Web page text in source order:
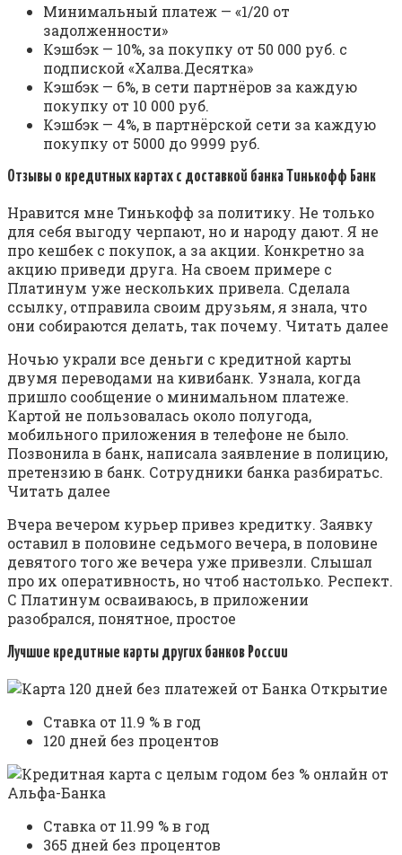
Минимальный платеж — «1/20 от
задолженности»
Кэшбэк — 10%, за покупку от 50 000 руб. с
подпиской «Халва.Десятка»
Кэшбэк — 6%, в сети партнёров за каждую
покупку от 10 000 руб.
Кэшбэк — 4%, в партнёрской сети за каждую
покупку от 5000 до 9999 руб.
Отзывы о кредитных картах с доставкой банка Тинькофф Банк
Нравится мне Тинькофф за политику. Не только
для себя выгоду черпают, но и народу дают. Я не
про кешбек с покупок, а за акции. Конкретно за
акцию приведи друга. На своем примере с
Платинум уже нескольких привела. Сделала
ссылку, отправила своим друзьям, я знала, что
они собираются делать, так почему. Читать далее
Ночью украли все деньги с кредитной карты
двумя переводами на кивибанк. Узнала, когда
пришло сообщение о минимальном платеже.
Картой не пользовалась около полугода,
мобильного приложения в телефоне не было.
Позвонила в банк, написала заявление в полицию,
претензию в банк. Сотрудники банка разбиратьс.
Читать далее
Вчера вечером курьер привез кредитку. Заявку
оставил в половине седьмого вечера, в половине
девятого того же вечера уже привезли. Слышал
про их оперативность, но чтоб настолько. Респект.
С Платинум осваиваюсь, в приложении
разобрался, понятное, простое
Лучшие кредитные карты других банков России
Ставка от 11.9 % в год
120 дней без процентов
Ставка от 11.99 % в год
365 дней без процентов